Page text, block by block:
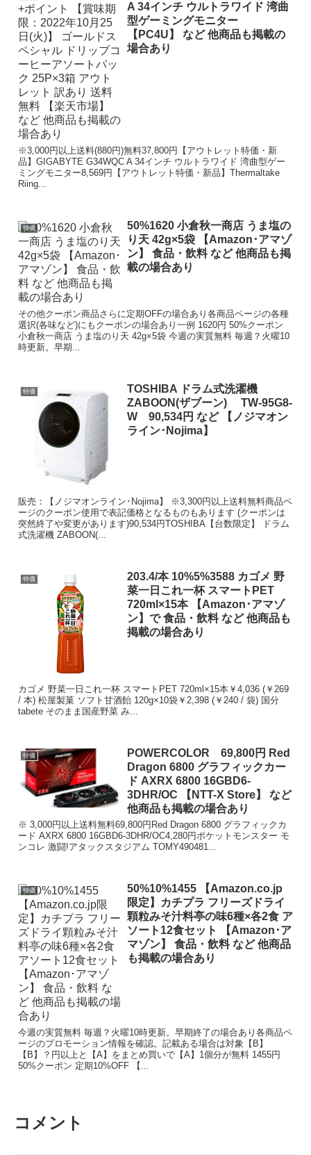
A 34インチ ウルトラワイド 湾曲
型ゲーミングモニター
【PC4U】 など 他商品も掲載の
場合あり
※3,000円以上送料(880円)無料37,800円【アウトレット特価・新
品】GIGABYTE G34WQC A 34インチ ウルトラワイド 湾曲型ゲー
ミングモニター8,569円【アウトレット特価・新品】Thermaltake
Riing...
特価
50%1620 小倉秋一商店 うま塩の
り天 42g×5袋 【Amazon･アマゾ
ン】 食品・飲料 など 他商品も掲
載の場合あり
その他クーポン商品さらに定期OFFの場合あり各商品ページの各種
選択(各味など)にもクーポンの場合あり一例 1620円 50%クーポン
小倉秋一商店 うま塩のり天 42g×5袋 今週の実質無料 毎週？火曜10
時更新。早期...
特価
TOSHIBA ドラム式洗濯機
ZABOON(ザブーン) TW-95G8-
W 90,534円 など 【ノジマオン
ライン･Nojima】
販売：【ノジマオンライン･Nojima】 ※3,300円以上送料無料商品ペ
ージのクーポン使用で表記価格となるものもあります (クーポンは
突然終了や変更があります)90,534円TOSHIBA【台数限定】 ドラム
式洗濯機 ZABOON(...
特価
203.4/本 10%5%3588 カゴメ 野
菜一日これ一杯 スマートPET
720ml×15本 【Amazon･アマゾ
ン】で 食品・飲料 など 他商品も
掲載の場合あり
カゴメ 野菜一日これ一杯 スマートPET 720ml×15本￥4,036 (￥269
/ 本) 松屋製菓 ソフト甘酒飴 120g×10袋￥2,398 (￥240 / 袋) 国分
tabete そのまま国産野菜 み...
特価
POWERCOLOR 69,800円 Red
Dragon 6800 グラフィックカー
ド AXRX 6800 16GBD6-
3DHR/OC 【NTT-X Store】 など
他商品も掲載の場合あり
※ 3,000円以上送料無料69,800円Red Dragon 6800 グラフィックカ
ード AXRX 6800 16GBD6-3DHR/OC4,280円ポケットモンスター モ
ンコレ 激闘!アタックスタジアム TOMY490481...
特価
50%10%1455 【Amazon.co.jp
限定】カチプラ フリーズドライ
顆粒みそ汁料亭の味6種×各2食 ア
ソート12食セット 【Amazon･ア
マゾン】 食品・飲料 など 他商品
も掲載の場合あり
今週の実質無料 毎週？火曜10時更新。早期終了の場合あり各商品ペ
ージのプロモーション情報を確認。記載ある場合は対象【B】
【B】？円以上と【A】をまとめ買いで【A】1個分が無料 1455円
50%クーポン 定期10%OFF 【...
コメント